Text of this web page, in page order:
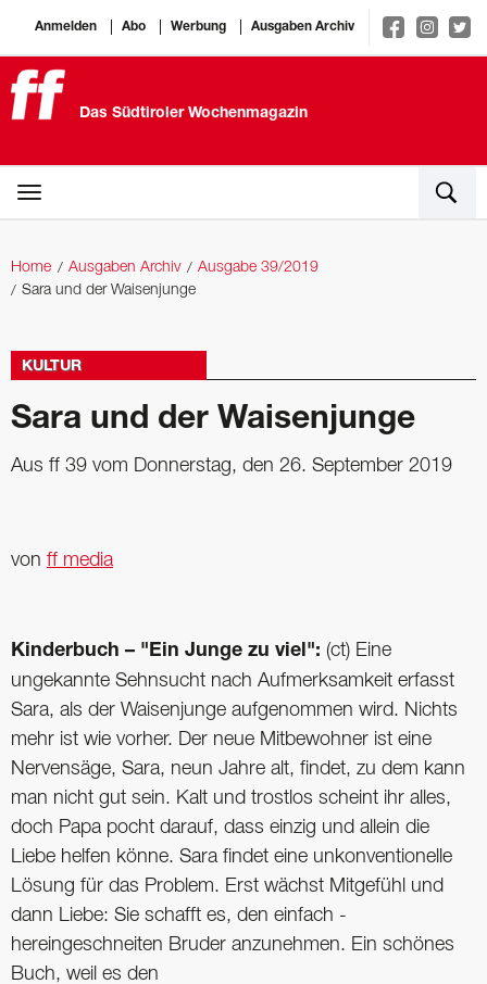
Anmelden Abo Werbung Ausgaben Archiv
Das Südtiroler Wochenmagazin
Home Ausgaben Archiv
Ausgabe 39/2019
Sara und der Waisenjunge
KULTUR
Sara und der Waisenjunge
Aus ff 39 vom Donnerstag, den 26. September 2019
von ff media
Kinderbuch – "Ein Junge zu viel": (ct) Eine
ungekannte Sehnsucht nach Aufmerksamkeit erfasst
Sara, als der Waisenjunge aufgenommen wird. Nichts
mehr ist wie vorher. Der neue Mitbewohner ist eine
Nervensäge, Sara, neun Jahre alt, findet, zu dem kann
man nicht gut sein. Kalt und trostlos scheint ihr alles,
doch Papa pocht darauf, dass einzig und allein die
Liebe helfen könne. Sara findet eine unkonventionelle
Lösung für das Problem. Erst wächst Mitgefühl und
dann Liebe: Sie schafft es, den einfach -
hereingeschneiten Bruder anzunehmen. Ein schönes
Buch, weil es den